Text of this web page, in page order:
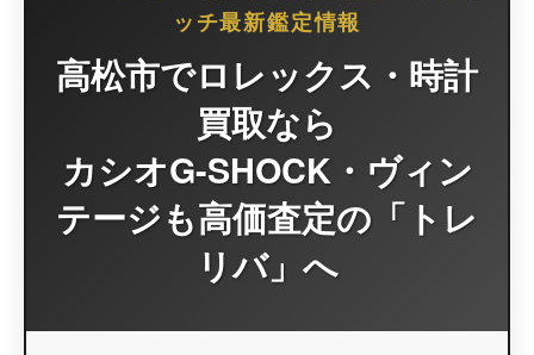
ッチ最新鑑定情報
高松市でロレックス・時計
買取なら
カシオG-SHOCK・ヴィン
テージも高価査定の「トレ
リバ」へ